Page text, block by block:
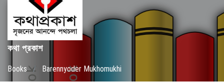
কথা প্রকাশ
Books / Barennyoder Mukhomukhi